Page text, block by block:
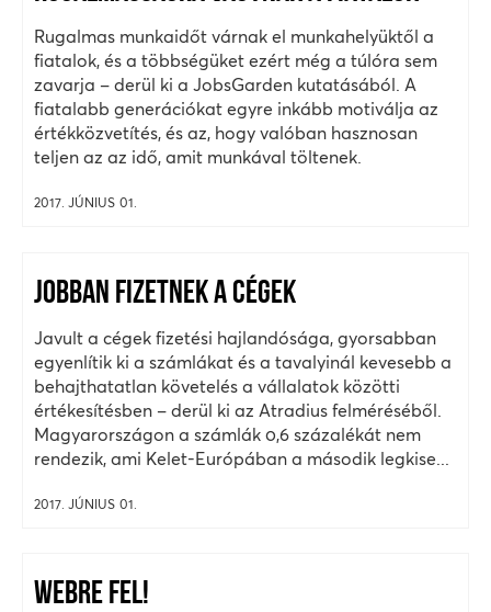
Rugalmas munkaidőt várnak el munkahelyüktől a
fiatalok, és a többségüket ezért még a túlóra sem
zavarja – derül ki a JobsGarden kutatásából. A
fiatalabb generációkat egyre inkább motiválja az
értékközvetítés, és az, hogy valóban hasznosan
teljen az az idő, amit munkával töltenek.
2017. JÚNIUS 01.
JOBBAN FIZETNEK A CÉGEK
Javult a cégek fizetési hajlandósága, gyorsabban
egyenlítik ki a számlákat és a tavalyinál kevesebb a
behajthatatlan követelés a vállalatok közötti
értékesítésben – derül ki az Atradius felméréséből.
Magyarországon a számlák 0,6 százalékát nem
rendezik, ami Kelet-Európában a második legkise...
2017. JÚNIUS 01.
WEBRE FEL!